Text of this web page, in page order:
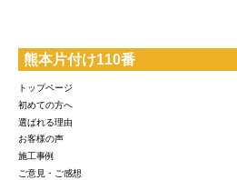
熊本片付け110番
トップページ
初めての方へ
選ばれる理由
お客様の声
施工事例
ご意見・ご感想